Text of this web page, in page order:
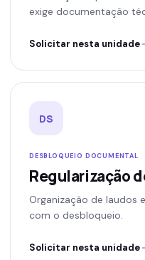
exige documentação
Solicitar nesta unidade
DS
DESBLOQUEIO DOCUMENTAL
Regularização
Organização de laudos
com o desbloqueio.
Solicitar nesta unidade